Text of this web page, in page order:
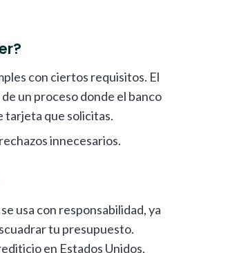
con ciertos requisitos. El
un proceso donde el banco
tarjeta que solicitas.
innecesarios.
usa con responsabilidad, ya
tu presupuesto.
en Estados Unidos.